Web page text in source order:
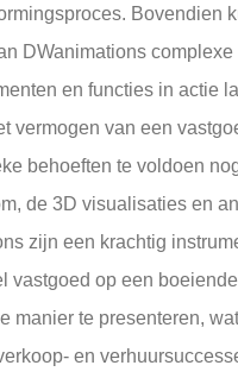
Bovendien
DWanimations complexe
en functies in actie
vermogen van een
behoeften te voldoen
de 3D visualisaties en
zijn een krachtig
vastgoed op een
manier te presenteren,
en